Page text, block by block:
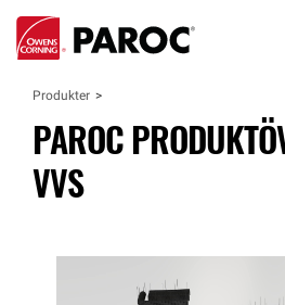
Produkter
PAROC
VVS